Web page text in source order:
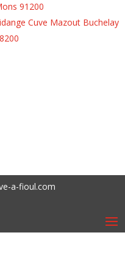
91200
Cuve Mazout Buchelay
a-fioul.com